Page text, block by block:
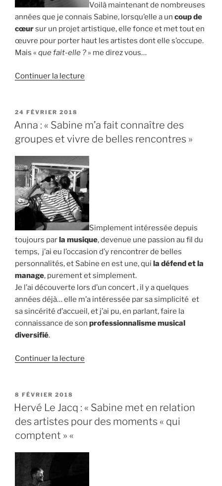
Voilà maintenant de nombreuses
années que je connais Sabine, lorsqu’elle a un coup de
cœursur un projet artistique, elle fonce et met tout en
œuvre pour porter haut les artistes dont elle s’occupe.
Mais « que fait-elle ? » me direz vous…
Continuer la lecture
« Sabine
est
passionnée,
intègre » »
PUBLIÉ
LE
24 FÉVRIER 2018
Anna : « Sabine m’a fait connaître des
groupes et vivre de belles rencontres »
Simplement intéressée depuis
toujours parla musique, devenue une passion au fil du
temps, j’ai eu l’occasion d’y rencontrer de belles
personnalités, et Sabine en est une, qui la défend et la
manage, purement et simplement.
Je l’ai découverte lors d’un concert , il y a quelques
années déjà… elle m’a intéressée par sa simplicité et
sa sincérité d’accueil, et j’ai pu, en parlant, faire la
connaissance de son professionnalisme musical
diversifié.
Continuer la lecture
m’a
groupes
PUBLIÉ
LE
8 FÉVRIER 2018
Hervé Le Jacq : « Sabine met en relation
des artistes pour des moments « qui
comptent » «